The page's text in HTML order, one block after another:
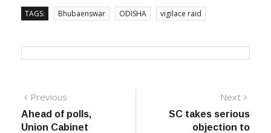
TAGS: Bhubaenswar ODISHA vigilace raid
Post
navigation
Previous
post:
Ahead of polls,
Union Cabinet
Next
post:
SC takes serious
objection to